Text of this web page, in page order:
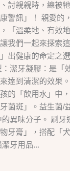
討親親時，總
警訊」！ 親愛
「溫柔地、有
們一起來探
出健康的命定
潔牙凝膠：是
達到清潔的效
的「飲用水」
菌斑」。益生
異味分子。 刷
牙膏」，搭配
牙用品...